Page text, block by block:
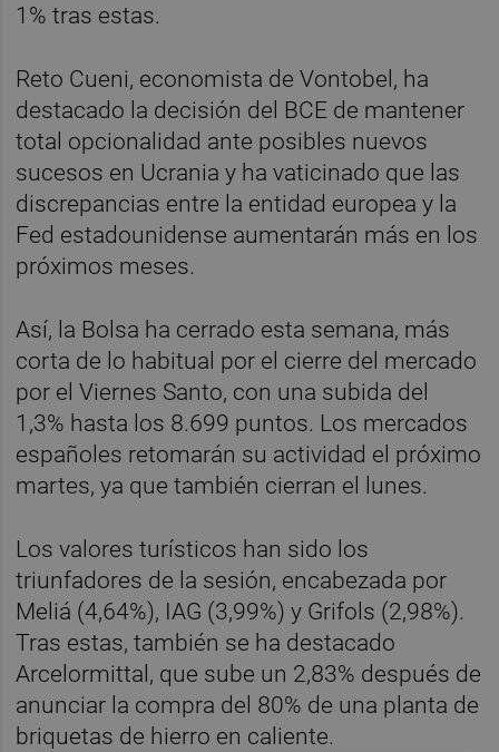
1% tras estas.
Reto Cueni, economista de Vontobel, ha
destacado la decisión del BCE de mantener
total opcionalidad ante posibles nuevos
sucesos en Ucrania y ha vaticinado que las
discrepancias entre la entidad europea y la
Fed estadounidense aumentarán más en los
próximos meses.
Así, la Bolsa ha cerrado esta semana, más
corta de lo habitual por el cierre del mercado
por el Viernes Santo, con una subida del
1,3% hasta los 8.699 puntos. Los mercados
españoles retomarán su actividad el próximo
martes, ya que también cierran el lunes.
Los valores turísticos han sido los
triunfadores de la sesión, encabezada por
Meliá (4,64%), IAG (3,99%) y Grifols (2,98%).
Tras estas, también se ha destacado
Arcelormittal, que sube un 2,83% después de
anunciar la compra del 80% de una planta de
briquetas de hierro en caliente.